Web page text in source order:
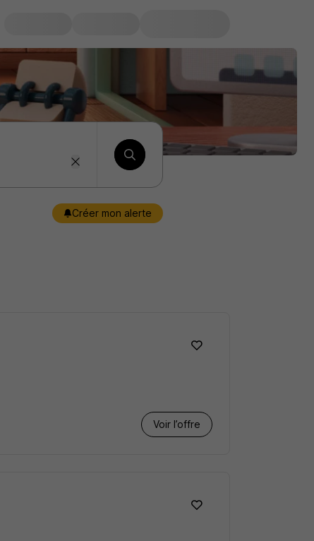
Créer mon alerte
Voir l’offre